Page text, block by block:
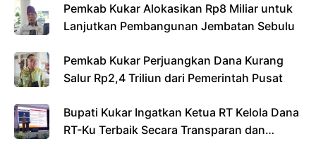
Pemkab Kukar Alokasikan Rp8 Miliar untuk
Lanjutkan Pembangunan Jembatan Sebulu
Pemkab Kukar Perjuangkan Dana Kurang
Salur Rp2,4 Triliun dari Pemerintah Pusat
Bupati Kukar Ingatkan Ketua RT Kelola Dana
RT-Ku Terbaik Secara Transparan dan